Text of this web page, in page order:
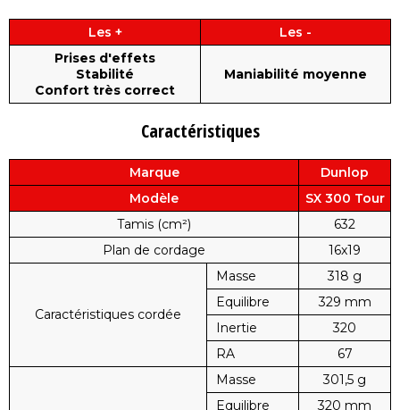
Les +
Les -
Prises d'effets
Stabilité
Confort très correct
Maniabilité moyenne
Caractéristiques
Marque
Dunlop
Modèle
SX 300 Tour
Tamis (cm²)
632
Plan de cordage
16x19
Caractéristiques cordée
Masse
318 g
Equilibre
329 mm
Inertie
320
RA
67
Masse
301,5 g
Equilibre
320 mm